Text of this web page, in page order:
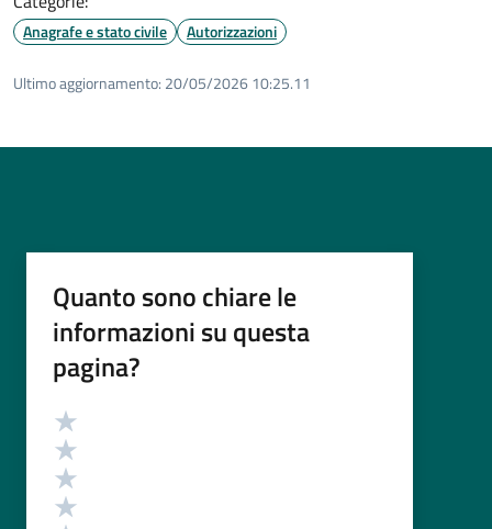
Anagrafe e stato civile Autorizzazioni
Ultimo aggiornamento: 20/05/2026 10:25.11
Quanto sono chiare le
informazioni su questa
pagina?
Valutazione